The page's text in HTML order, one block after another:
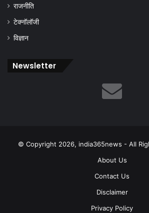
राजनीति
टेक्नॉलॉजी
विज्ञान
Newsletter
© Copyright 2026, india365news - All
About Us
Contact Us
Disclaimer
Privacy Policy